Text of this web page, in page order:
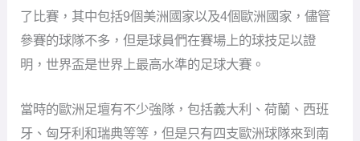
了比賽，其中包括9個美洲國家以及4個歐洲國家，儘管
參賽的球隊不多，但是球員們在賽場上的球技足以證
明，世界盃是世界上最高水準的足球大賽。
當時的歐洲足壇有不少強隊，包括義大利、荷蘭、西班
牙、匈牙利和瑞典等等，但是只有四支歐洲球隊來到南